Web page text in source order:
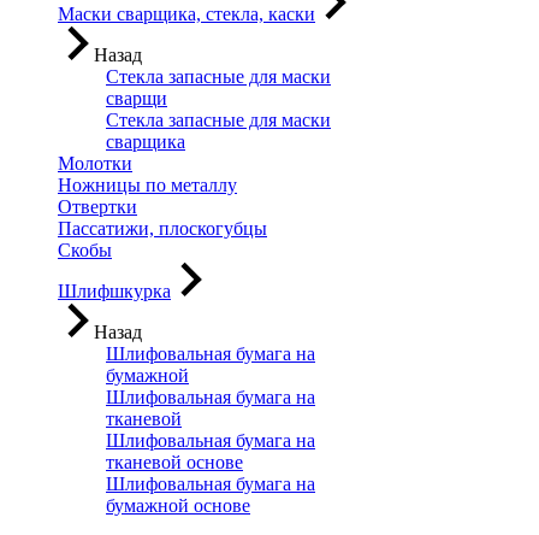
Маски сварщика, стекла, каски
Назад
Стекла запасные для маски
сварщи
Стекла запасные для маски
сварщика
Молотки
Ножницы по металлу
Отвертки
Пассатижи, плоскогубцы
Скобы
Шлифшкурка
Назад
Шлифовальная бумага на
бумажной
Шлифовальная бумага на
тканевой
Шлифовальная бумага на
тканевой основе
Шлифовальная бумага на
бумажной основе